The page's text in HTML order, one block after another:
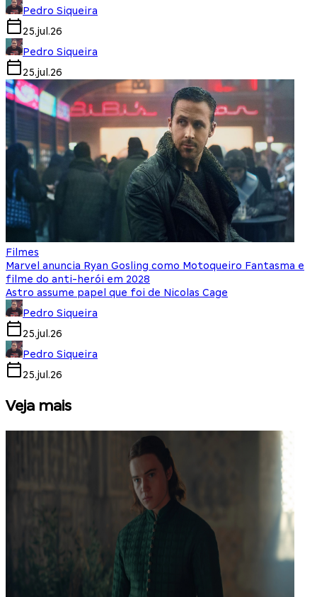
Pedro Siqueira
25.jul.26
Pedro Siqueira
25.jul.26
Filmes
Marvel anuncia Ryan Gosling como Motoqueiro Fantasma e
filme do anti-herói em 2028
Astro assume papel que foi de Nicolas Cage
Pedro Siqueira
25.jul.26
Pedro Siqueira
25.jul.26
Veja mais